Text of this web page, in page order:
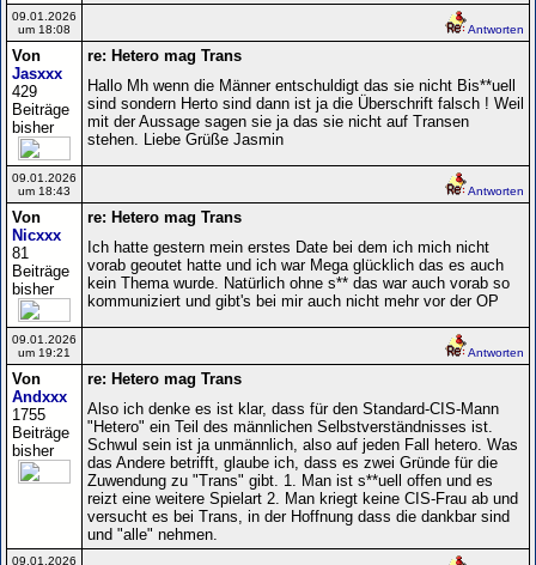
09.01.2026
um 18:08
Antworten
Von
Jasxxx
429
Beiträge
bisher
re: Hetero mag Trans
Hallo Mh wenn die Männer entschuldigt das sie nicht Bis**uell
sind sondern Herto sind dann ist ja die Überschrift falsch ! Weil
mit der Aussage sagen sie ja das sie nicht auf Transen
stehen. Liebe Grüße Jasmin
09.01.2026
um 18:43
Antworten
Von
Nicxxx
81
Beiträge
bisher
re: Hetero mag Trans
Ich hatte gestern mein erstes Date bei dem ich mich nicht
vorab geoutet hatte und ich war Mega glücklich das es auch
kein Thema wurde. Natürlich ohne s** das war auch vorab so
kommuniziert und gibt's bei mir auch nicht mehr vor der OP
09.01.2026
um 19:21
Antworten
Von
Andxxx
1755
Beiträge
bisher
re: Hetero mag Trans
Also ich denke es ist klar, dass für den Standard-CIS-Mann
"Hetero" ein Teil des männlichen Selbstverständnisses ist.
Schwul sein ist ja unmännlich, also auf jeden Fall hetero. Was
das Andere betrifft, glaube ich, dass es zwei Gründe für die
Zuwendung zu "Trans" gibt. 1. Man ist s**uell offen und es
reizt eine weitere Spielart 2. Man kriegt keine CIS-Frau ab und
versucht es bei Trans, in der Hoffnung dass die dankbar sind
und "alle" nehmen.
09.01.2026